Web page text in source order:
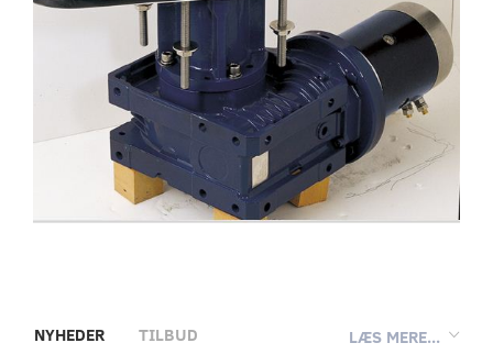
LÆS MERE...
NYHEDER TILBUD